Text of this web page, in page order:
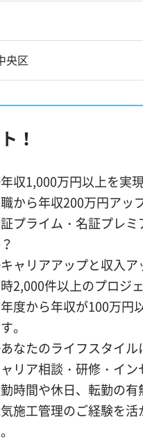
央区
！
収1,000万円以上を実
から年収200万円アッ
プライム・名証プレ
ャリアアップと収入ア
2,000件以上のプロジ
度から年収が100万円
。
なたのライフスタイル
リア相談・研修・イ
時間や休日、転勤の有
施工管理のご経験を